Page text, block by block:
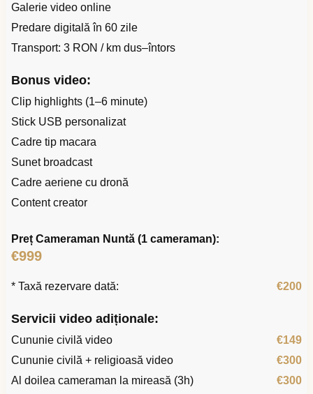
Galerie video online
Predare digitală în 60 zile
Transport: 3 RON / km dus–întors
Bonus video:
Clip highlights (1–6 minute)
Stick USB personalizat
Cadre tip macara
Sunet broadcast
Cadre aeriene cu dronă
Content creator
Preț Cameraman Nuntă (1 cameraman):
€999
* Taxă rezervare dată: €200
Servicii video adiționale:
Cununie civilă video
€149
Cununie civilă + religioasă video
€300
Al doilea cameraman la mireasă (3h)
€300